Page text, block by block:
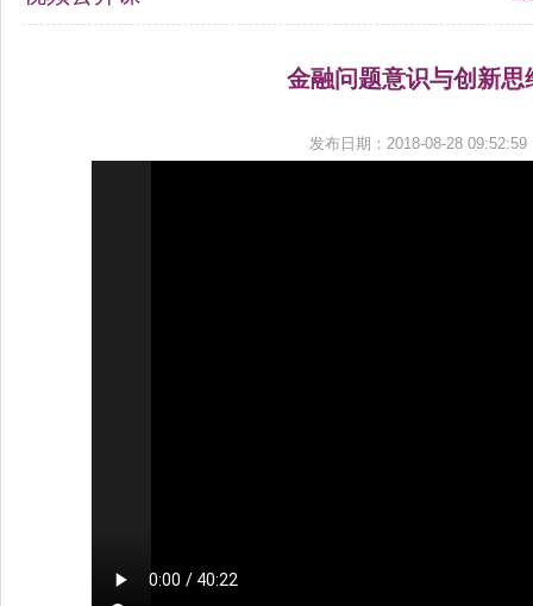
金融问题意识与创新思
发布日期：2018-08-28 09:52:59